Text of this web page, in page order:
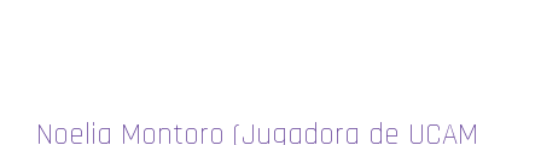
Noelia Montoro (Jugadora de UCAM